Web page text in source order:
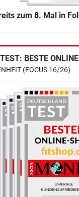
zum 8. Mal in
BESTE
(FOCUS 16/26)